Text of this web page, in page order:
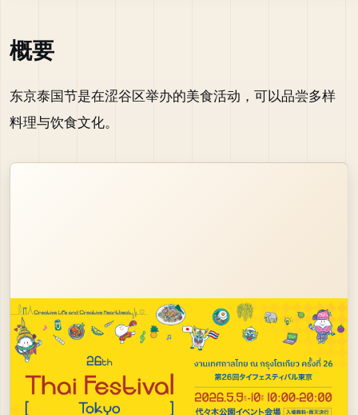
概要
东京泰国节是在涩谷区举办的美食活动，可以品尝多样
料理与饮食文化。